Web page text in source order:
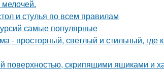
и стулья по всем правилам
самые популярные
- просторный, светлый и стильный,
поверхностью, скрипящими ящиками и